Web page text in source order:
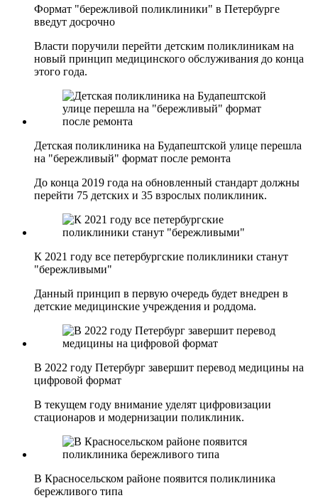
Формат "бережливой поликлиники" в Петербурге
введут досрочно
Власти поручили перейти детским поликлиникам на
новый принцип медицинского обслуживания до конца
этого года.
Детская поликлиника на Будапештской улице перешла
на "бережливый" формат после ремонта
До конца 2019 года на обновленный стандарт должны
перейти 75 детских и 35 взрослых поликлиник.
К 2021 году все петербургские поликлиники станут
"бережливыми"
Данный принцип в первую очередь будет внедрен в
детские медицинские учреждения и роддома.
В 2022 году Петербург завершит перевод медицины на
цифровой формат
В текущем году внимание уделят цифровизации
стационаров и модернизации поликлиник.
В Красносельском районе появится поликлиника
бережливого типа